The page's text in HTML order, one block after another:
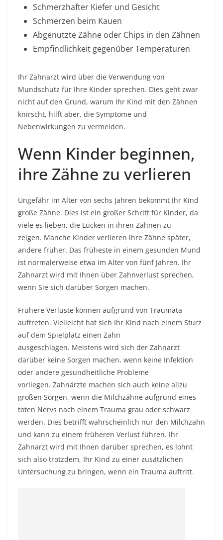
Schmerzhafter Kiefer und Gesicht
Schmerzen beim Kauen
Abgenutzte Zähne oder Chips in den Zähnen
Empfindlichkeit gegenüber Temperaturen
Ihr Zahnarzt wird über die Verwendung von
Mundschutz für Ihre Kinder sprechen. Dies geht zwar
nicht auf den Grund, warum Ihr Kind mit den Zähnen
knirscht, hilft aber, die Symptome und
Nebenwirkungen zu vermeiden.
Wenn Kinder beginnen,
ihre Zähne zu verlieren
Ungefähr im Alter von sechs Jahren bekommt Ihr Kind
große Zähne. Dies ist ein großer Schritt für Kinder, da
viele es lieben, die Lücken in ihren Zähnen zu
zeigen. Manche Kinder verlieren ihre Zähne später,
andere früher. Das früheste in einem gesunden Mund
ist normalerweise etwa im Alter von fünf Jahren. Ihr
Zahnarzt wird mit Ihnen über Zahnverlust sprechen,
wenn Sie sich darüber Sorgen machen.
Frühere Verluste können aufgrund von Traumata
auftreten. Vielleicht hat sich Ihr Kind nach einem Sturz
auf dem Spielplatz einen Zahn
ausgeschlagen. Meistens wird sich der Zahnarzt
darüber keine Sorgen machen, wenn keine Infektion
oder andere gesundheitliche Probleme
vorliegen. Zahnärzte machen sich auch keine allzu
großen Sorgen, wenn die Milchzähne aufgrund eines
toten Nervs nach einem Trauma grau oder schwarz
werden. Dies betrifft wahrscheinlich nur den Milchzahn
und kann zu einem früheren Verlust führen. Ihr
Zahnarzt wird mit Ihnen darüber sprechen, es lohnt
sich also trotzdem, Ihr Kind zu einer zusätzlichen
Untersuchung zu bringen, wenn ein Trauma auftritt.